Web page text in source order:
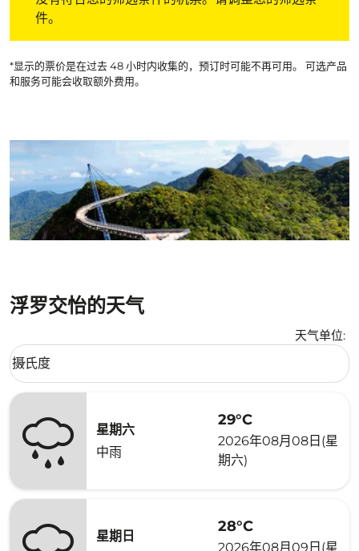
件。
*显示的票价是在过去 48 小时内收集的，预订时可能不再可用。 可选产品
和服务可能会收取额外费用。
浮罗交怡的天气
天气单位:
Weather unit option 摄氏度 Selected
摄氏度
keyboard_arrow_down
星期六
中雨
29°C
2026年08月08日(星
期六)
星期日
28°C
2026年08月09日(星